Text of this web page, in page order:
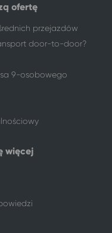
ofertę
przejazdów
door-to-door?
9-osobowego
więcej